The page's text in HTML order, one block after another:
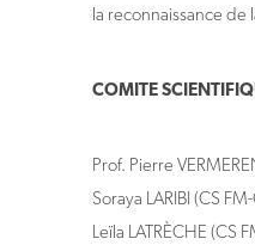
la reconnaissance de
COMITE
Prof. Pierre
Soraya LARIBI (CS
Leïla LATRÈCHE (CS